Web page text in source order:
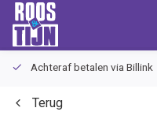
Achteraf betalen via Billink
Terug